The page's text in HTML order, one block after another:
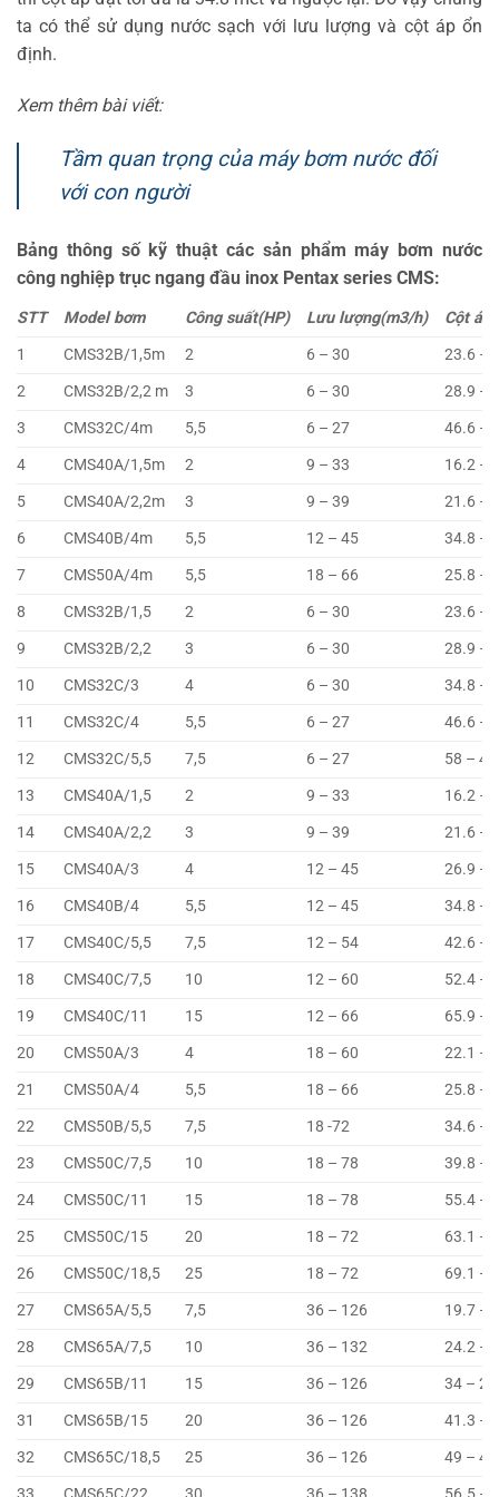
ta có thể sử dụng nước sạch với lưu lượng và cột áp ổn
định.
Xem thêm bài viết:
Tầm quan trọng của máy bơm nước đối
với con người
Bảng thông số kỹ thuật các sản phẩm máy bơm nước
công nghiệp trục ngang đầu inox Pentax series CMS:
STT Model bơm Công suất(HP) Lưu lượng(m3/h)
Cột
1
CMS32B/1,5m 2 6 – 30
23.6 –
2
CMS32B/2,2 m 3 6 – 30
28.9 –
3
CMS32C/4m 5,5 6 – 27
46.6 –
4
CMS40A/1,5m 2 9 – 33
16.2 –
5
CMS40A/2,2m 3 9 – 39
21.6 –
6
CMS40B/4m 5,5 12 – 45
34.8 –
7
CMS50A/4m 5,5 18 – 66
25.8 –
8
CMS32B/1,5 2 6 – 30
23.6 –
9
CMS32B/2,2 3 6 – 30
28.9 –
10
CMS32C/3 4 6 – 30
34.8 –
11
CMS32C/4 5,5 6 – 27
46.6 –
12
CMS32C/5,5 7,5 6 – 27
58 –
13
CMS40A/1,5 2 9 – 33
16.2 –
14
CMS40A/2,2 3 9 – 39
21.6 –
15
CMS40A/3 4 12 – 45
26.9 –
16
CMS40B/4 5,5 12 – 45
34.8 –
17
CMS40C/5,5 7,5 12 – 54
42.6 –
18
CMS40C/7,5 10 12 – 60
52.4 –
19
CMS40C/11 15 12 – 66
65.9 –
20
CMS50A/3 4 18 – 60
22.1 –
21
CMS50A/4 5,5 18 – 66
25.8 –
22
CMS50B/5,5 7,5 18 -72
34.6 –
23
CMS50C/7,5 10 18 – 78
39.8 –
24
CMS50C/11 15 18 – 78
55.4 –
25
CMS50C/15 20 18 – 72
63.1 –
26
CMS50C/18,5 25 18 – 72
69.1 –
27
CMS65A/5,5 7,5 36 – 126
19.7 –
28
CMS65A/7,5 10 36 – 132
24.2 –
29
CMS65B/11 15 36 – 126
34 –
31
CMS65B/15 20 36 – 126
41.3 –
32
CMS65C/18,5 25 36 – 126
49 –